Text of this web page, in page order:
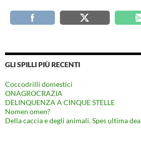
GLI SPILLI PIÙ RECENTI
Coccodrilli domestici
ONAGROCRAZIA
DELINQUENZA A CINQUE STELLE
Nomen omen?
Della caccia e degli animali. Spes ultima dea